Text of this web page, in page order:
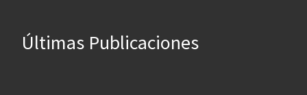
Últimas Publicaciones